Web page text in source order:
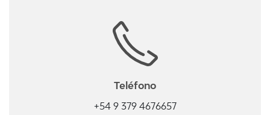
Teléfono
+54 9 379 4676657